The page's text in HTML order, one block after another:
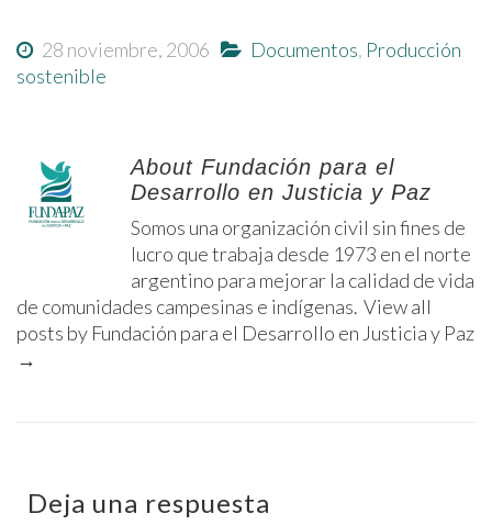
28 noviembre, 2006 Documentos, Producción
sostenible
About Fundación para el
Desarrollo en Justicia y Paz
Somos una organización civil sin fines de
lucro que trabaja desde 1973 en el norte
argentino para mejorar la calidad de vida
de comunidades campesinas e indígenas. View all
posts by Fundación para el Desarrollo en Justicia y Paz
→
Deja una respuesta